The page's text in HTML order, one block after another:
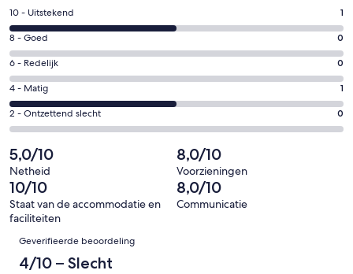
een
nieuw
venster
Gastenscore:
10
-
Uitstekend.
1
van
2
beoordelingen
10 - Uitstekend 1
Gastenscore:
8
-
Goed.
0
van
beoordelingen
8 - Goed 0
Gastenscore:
6
-
Redelijk.
0
van
2
beoordelingen
6 - Redelijk 0
Gastenscore:
4
-
1
van
2
beoordelingen
4 - Matig 1
Gastenscore:
2
-
Ontzettend
slecht.
0
van
beoordelingen
2 - Ontzettend slecht 0
5,0/10
Netheid
8,0/10
Voorzieningen
10/10
Staat van de accommodatie en
faciliteiten
8,0/10
Communicatie
Beoordelingen
Geverifieerde beoordeling
4/10 – Slecht